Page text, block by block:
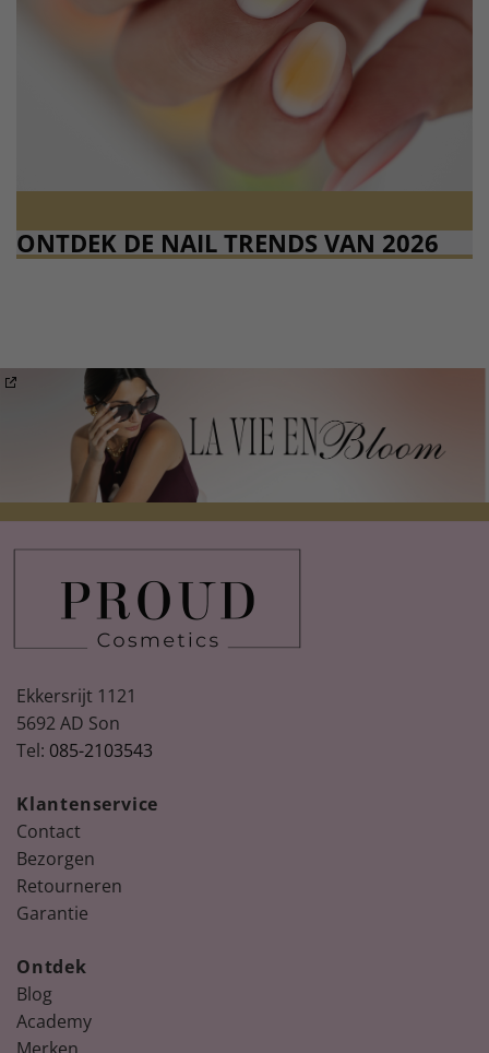
ONTDEK DE NAIL TRENDS VAN 2026
Nude, peach & floral nail colours for
Ontdek de nieuwste collectie La Vie en bloom!
Ekkersrijt 1121
5692 AD Son
Tel: 085-2103543
Klantenservice
Contact
Bezorgen
Retourneren
Garantie
Ontdek
Blog
Academy
Merken